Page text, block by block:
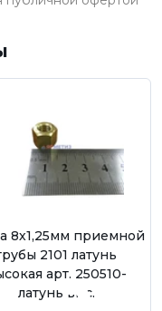
8х1,25мм приемной
2101 латунь
арт. 250510-
латунь выс.